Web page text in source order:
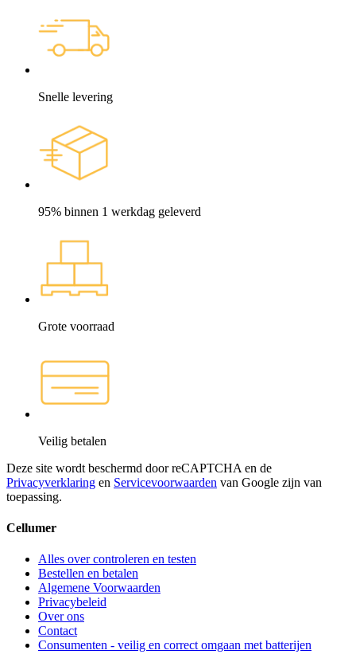
Snelle levering
95% binnen 1 werkdag geleverd
Grote voorraad
Veilig betalen
Deze site wordt beschermd door reCAPTCHA en de
Privacyverklaring en Servicevoorwaarden van Google zijn van
toepassing.
Cellumer
Alles over controleren en testen
Bestellen en betalen
Algemene Voorwaarden
Privacybeleid
Over ons
Contact
Consumenten - veilig en correct omgaan met batterijen